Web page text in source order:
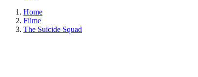
Home
Filme
The Suicide Squad